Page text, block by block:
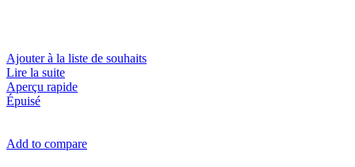
Ajouter à la liste de souhaits
Lire la suite
Aperçu rapide
Épuisé
Add to compare